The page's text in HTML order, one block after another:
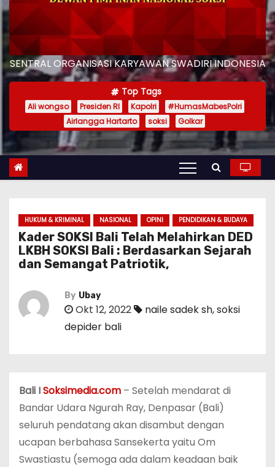
SENTRAL ORGANISASI KARYAWAN SWADIRI INDONESIA
Top Tags
Ali wongso Presiden RI Kapolri
#HumasMabesPolri
Airlangga Hartarto
soksi Golkar
HUKUM & KRIMINAL NASIONAL OPINI PENDIDIKAN & BUDAYA
Kader SOKSI Bali Telah Melahirkan DED
LKBH SOKSI Bali : Berdasarkan Sejarah
dan Semangat Patriotik,
By Ubay
Okt 12, 2022 naile sadek sh,soksi
depider bali
Bali ISoksimedia.com – Setelah mendarat di
Bandar Udara Ngurah Ray, Denpasar (Bali)
seluruh pendatang akan disambut dengan
ucapan berbahasa Sansekerta yaitu Om
Swastiastu (semoga ada dalam keadaan baik